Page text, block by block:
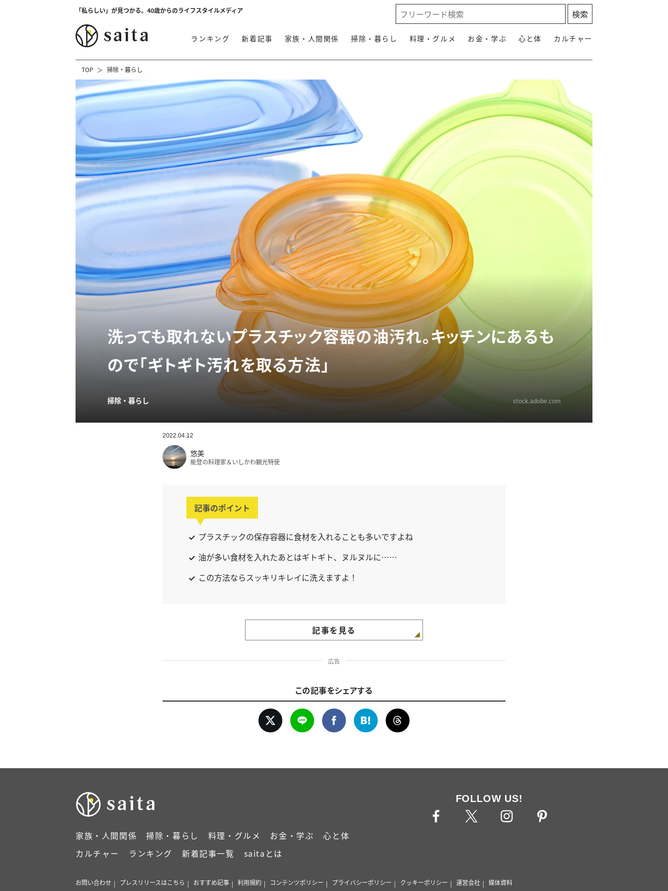
「私らしい」が見つかる。40歳からのライフスタイルメディア
ランキング 新着記事 家族・人間関係 掃除・暮らし 料理・グルメ お金・学ぶ 心と体 カルチャー
TOP 掃除・暮らし
洗っても取れないプラスチック容器の油汚れ。キッチンにあるも
ので「ギトギト汚れを取る方法」
掃除・暮らし stock.adobe.com
2022.04.12
悠美
能登の料理家＆いしかわ観光特使
記事のポイント
プラスチックの保存容器に食材を入れることも多いですよね
油が多い食材を入れたあとはギトギト、ヌルヌルに……
この方法ならスッキリキレイに洗えますよ！
記事を見る
広告
この記事をシェアする
家族・人間関係 掃除・暮らし 料理・グルメ お金・学ぶ
心と体
カルチャー
ランキング 新着記事一覧 saitaとは
FOLLOW US!
お問い合わせ プレスリリースはこちら おすすめ記事 利用規約 コンテンツポリシー プライバシーポリシー クッキーポリシー 運営会社 媒体資料